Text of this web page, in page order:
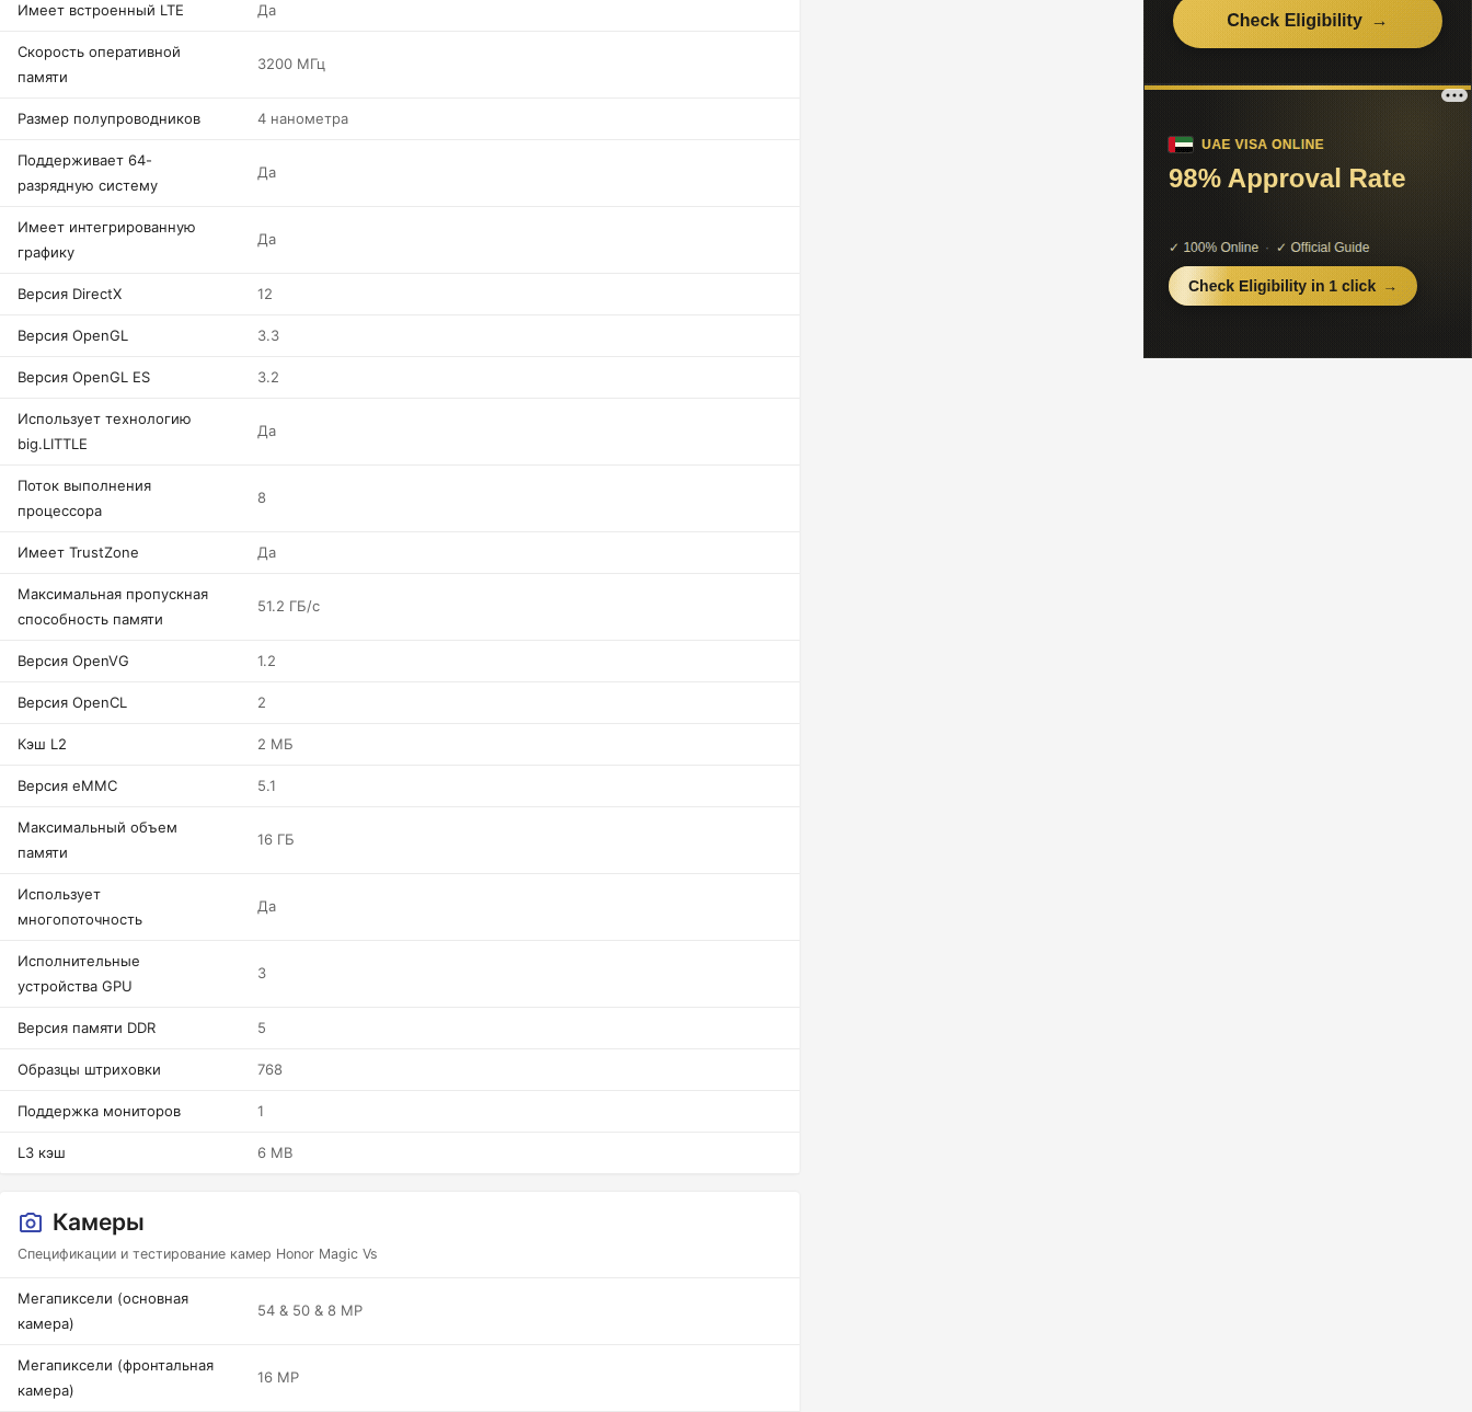
Имеет встроенный LTE Да
Скорость оперативной
памяти
3200 МГц
Размер полупроводников 4 нанометра
Поддерживает 64-
разрядную систему
Да
Имеет интегрированную
графику
Да
Версия DirectX 12
Версия OpenGL 3.3
Версия OpenGL ES 3.2
Использует технологию
big.LITTLE
Да
Поток выполнения
процессора
8
Имеет TrustZone Да
Максимальная пропускная
способность памяти
51.2 ГБ/с
Версия OpenVG 1.2
Версия OpenCL 2
Кэш L2 2 МБ
Версия eMMC 5.1
Максимальный объем
памяти
16 ГБ
Использует
многопоточность
Да
Исполнительные
устройства GPU
3
Версия памяти DDR 5
Образцы штриховки 768
Поддержка мониторов 1
L3 кэш 6 MB
Камеры
Спецификации и тестирование камер Honor Magic Vs
Мегапиксели (основная
камера)
54 & 50 & 8 MP
Мегапиксели (фронтальная
камера)
16 MP